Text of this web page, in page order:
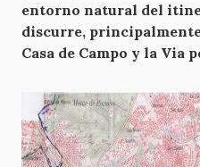
entorno natural del
discurre,
Casa de Campo y la Via